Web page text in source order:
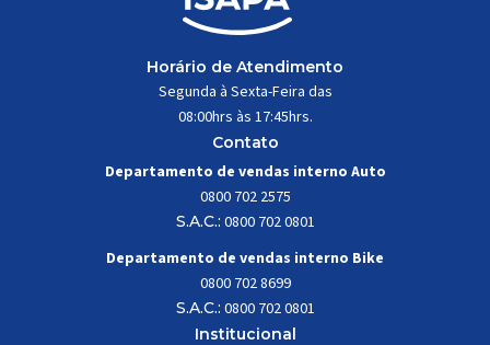
Horário de Atendimento
Segunda à Sexta-Feira das
08:00hrs às 17:45hrs.
Contato
Departamento de vendas interno Auto
0800 702 2575
S.A.C.: 0800 702 0801
Departamento de vendas interno Bike
0800 702 8699
S.A.C.: 0800 702 0801
Institucional